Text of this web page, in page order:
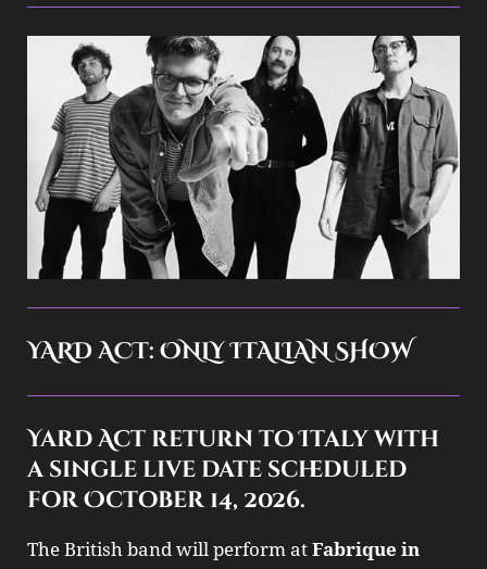
YARD ACT: ONLY ITALIAN SHOW
Yard Act return to Italy with
a single live date scheduled
for October 14, 2026.
The British band will perform at Fabrique in